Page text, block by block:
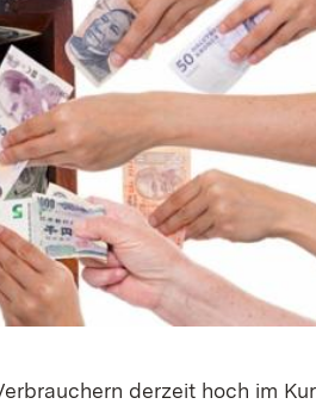
derzeit hoch im